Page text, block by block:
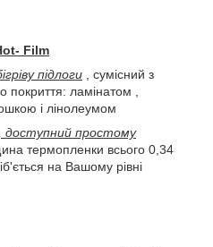
Film
підлоги , сумісний з
покриття: ламінатом ,
і лінолеумом
простому
термопленки всього 0,34
на Вашому рівні